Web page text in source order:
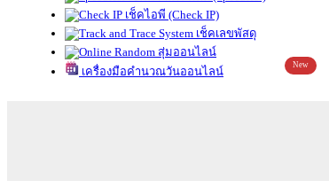
เช็คไอพี (Check IP)
เช็คเลขพัสดุ
สุ่มออนไลน์
เครื่องมือคำนวณวันออนไลน์
New